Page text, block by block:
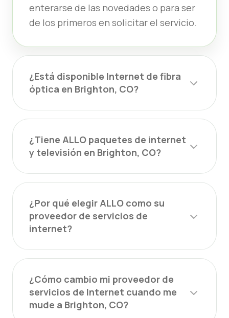
enterarse de las novedades o para ser
de los primeros en solicitar el servicio.
¿Está disponible Internet de fibra
óptica en Brighton, CO?
¿Tiene ALLO paquetes de internet
y televisión en Brighton, CO?
¿Por qué elegir ALLO como su
proveedor de servicios de
internet?
¿Cómo cambio mi proveedor de
servicios de Internet cuando me
mude a Brighton, CO?